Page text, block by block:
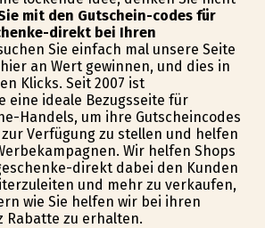
mit den Gutschein-codes für
direkt bei Ihren
Sie einfach mal unsere Seite
an Wert gewinnen, und dies in
Klicks. Seit 2007 ist
eine ideale Bezugsseite für
Handels, um ihre Gutscheincodes
Verfügung zu stellen und helfen
Wir helfen Shops
direkt dabei den Kunden
und mehr zu verkaufen,
wie Sie helfen wir bei ihren
Rabatte zu erhalten.